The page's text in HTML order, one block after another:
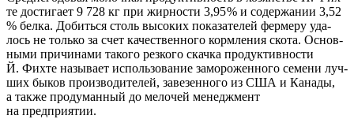
те дости­га­ет 9 728 кг при жир­но­сти 3,95 % и содер­жа­нии 3,52
% бел­ка. Добить­ся столь высо­ких пока­за­те­лей фер­ме­ру уда­
лось не толь­ко за счет каче­ствен­но­го корм­ле­ния ско­та. Основ­
ны­ми при­чи­на­ми тако­го рез­ко­го скач­ка про­дук­тив­но­сти
Й. Фих­те назы­ва­ет исполь­зо­ва­ние замо­ро­жен­но­го семе­ни луч­
ших быков про­из­во­ди­те­лей, заве­зен­но­го из США и Кана­ды,
а так­же про­ду­ман­ный до мело­чей менедж­мент
на предприятии.